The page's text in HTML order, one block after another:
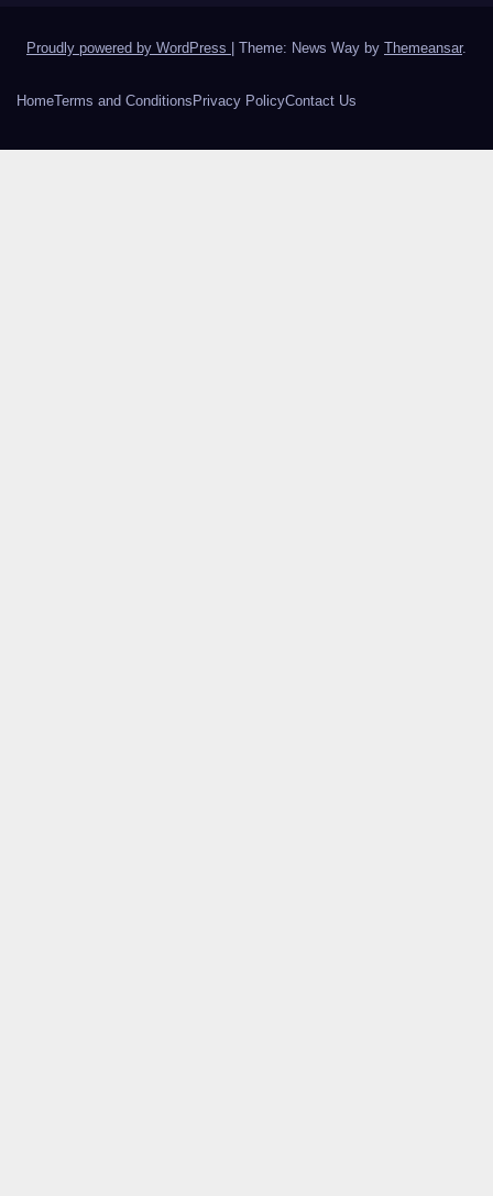
Proudly powered by WordPress | Theme: News Way by Themeansar.
HomeTerms and Conditions Privacy PolicyContact Us